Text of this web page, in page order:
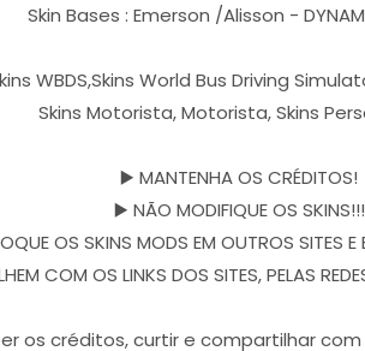
Skin Bases : Emerson /Alisson -
WBDS,Skins World Bus Driving
Skins Motorista, Motorista, Skins
▶️ MANTENHA OS CRÉDITOS!
▶️ NÃO MODIFIQUE OS SKINS!!!
OS SKINS MODS EM OUTROS SITES
COM OS LINKS DOS SITES, PELAS
os créditos, curtir e compartilhar